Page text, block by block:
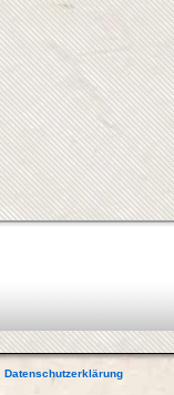
Datenschutzerklärung